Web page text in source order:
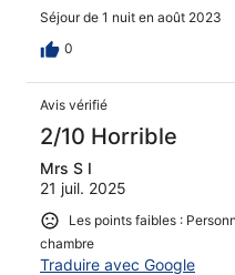
Séjour de 1 nuit en août 2023
0
Avis vérifié
2/10 Horrible
Mrs S I
21 juil. 2025
Les points faibles :
chambre
Traduire avec Google